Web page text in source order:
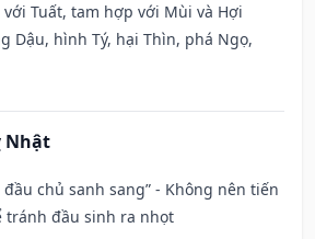
Tuất, tam hợp với Mùi và Hợi
Dậu, hình Tý, hại Thìn, phá Ngọ,
Nhật
đầu chủ sanh sang” - Không nên tiến
tránh đầu sinh ra nhọt